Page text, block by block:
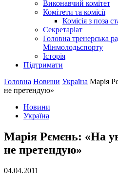
Виконавчий комітет
Комітети та комісії
Комісія з поза
Секретаріат
Головна тренерська
Мінмолодьспорту
Історія
Підтримати
Головна Новини Україна Марія
не претендую»
Новини
Україна
Марія Рємєнь: «На
не претендую»
04.04.2011